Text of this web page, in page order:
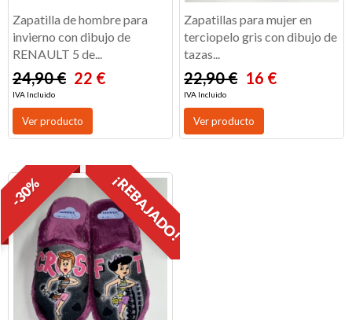
Zapatilla de hombre para
invierno con dibujo de
RENAULT 5 de...
24,90 € 22 €
IVA Incluido
Ver producto
Zapatillas para mujer en
terciopelo gris con dibujo de
tazas...
22,90 € 16 €
IVA Incluido
Ver producto
¡REBAJADO!
-30%